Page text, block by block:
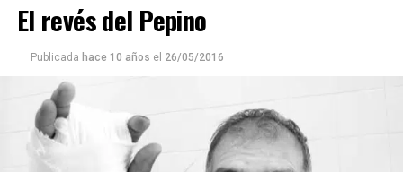
El revés del Pepino
Publicada hace 10 años el 26/05/2016